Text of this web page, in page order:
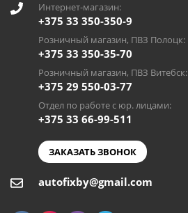
Интернет-магазин:
+375 33 350-350-9
Розничный магазин, ПВЗ Полоцк:
+375 33 350-35-70
Розничный магазин, ПВЗ Витебск:
+375 29 550-03-77
Отдел по работе с юр. лицами:
+375 33 66-99-511
ЗАКАЗАТЬ ЗВОНОК
autofixby@gmail.com